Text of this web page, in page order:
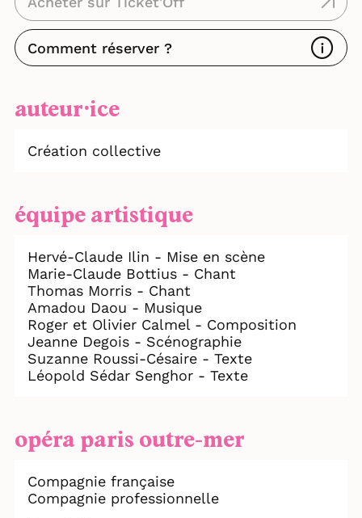
Comment réserver ?
auteur⸱ice
Création collective
équipe artistique
Hervé-Claude Ilin - Mise en scène
Marie-Claude Bottius - Chant
Thomas Morris - Chant
Amadou Daou - Musique
Roger et Olivier Calmel - Composition
Jeanne Degois - Scénographie
Suzanne Roussi-Césaire - Texte
Léopold Sédar Senghor - Texte
opéra paris outre-mer
Compagnie française
Compagnie professionnelle